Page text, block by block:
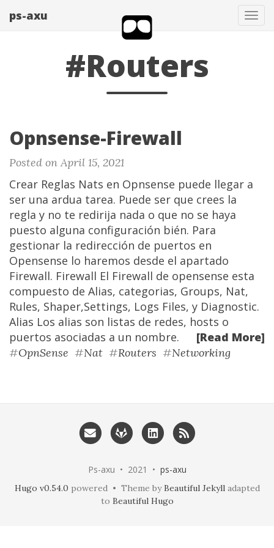
ps-axu
#Routers
Opnsense-Firewall
Posted on April 15, 2021
Crear Reglas Nats en Opnsense puede llegar a
ser una ardua tarea. Puede ser que crees la
regla y no te redirija nada o que no se haya
puesto alguna configuración bién. Para
gestionar la redirección de puertos en
Opensense lo haremos desde el apartado
Firewall. Firewall El Firewall de opensense esta
compuesto de Alias, categorias, Groups, Nat,
Rules, Shaper,Settings, Logs Files, y Diagnostic.
Alias Los alias son listas de redes, hosts o
puertos asociadas a un nombre.
[Read More]
#OpnSense #Nat #Routers #Networking
Ps-axu • 2021 • ps-axu
Hugo v0.54.0 powered • Theme byBeautiful Jekylladapted
to Beautiful Hugo